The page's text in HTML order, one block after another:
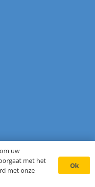
doorWebgrade
uw
met het
met onze
Ok